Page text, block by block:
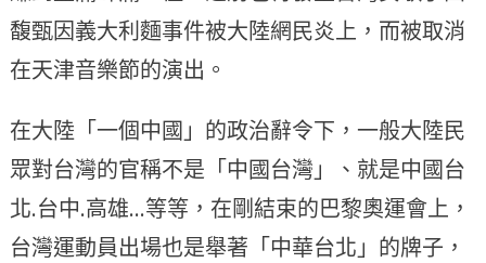
馥甄因義大利麵事件被大陸網民炎上，而被取消
在天津音樂節的演出。
在大陸「一個中國」的政治辭令下，一般大陸民
眾對台灣的官稱不是「中國台灣」、就是中國台
北.台中.高雄…等等，在剛結束的巴黎奧運會上，
台灣運動員出場也是舉著「中華台北」的牌子，